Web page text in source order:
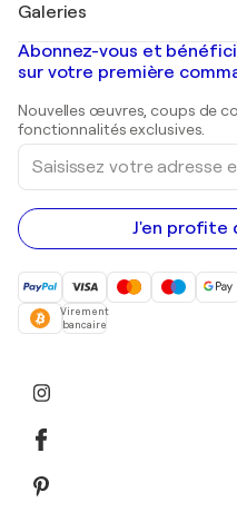
Banksy
Mr. Brainwash
Shepard Fairey
Tableaux abstraits à vendre
Peintures de paysage
Estampes
Peintures acryliques
Galeries
Galeries d'art en France
Galeries d'art en Belgique
Abonnez-vous et
sur votre première
Nouvelles œuvres, coups de
fonctionnalités exclusives.
Saisissez
votre
adresse
e-
mail
J'en profite
Virement
bancaire